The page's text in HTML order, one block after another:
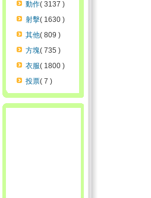
動作( 3137 )
射擊( 1630 )
其他( 809 )
方塊( 735 )
衣服( 1800 )
投票( 7 )